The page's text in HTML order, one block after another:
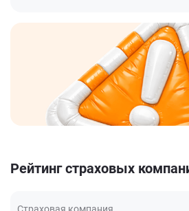
Рейтинг страховых
Страховая компания